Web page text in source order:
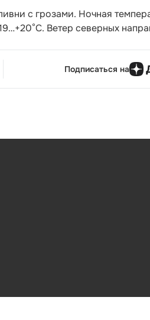
с грозами. Ночная
Ветер северных
Подписаться на